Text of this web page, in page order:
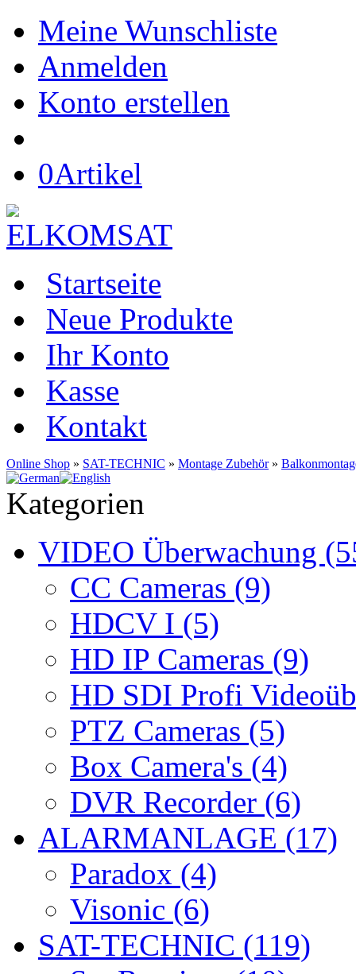
Meine Wunschliste
Anmelden
Konto erstellen
0Artikel
Startseite
Neue Produkte
Ihr Konto
Kasse
Kontakt
Online Shop » SAT-TECHNIC » Montage Zubehör»
Kategorien
VIDEO Überwachung
CC Cameras (9)
HDCV I (5)
HD IP Cameras (9)
HD SDI Profi
PTZ Cameras (5)
Box Camera's (4)
DVR Recorder (6)
ALARMANLAGE (17)
Paradox (4)
Visonic (6)
SAT-TECHNIC (119)